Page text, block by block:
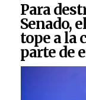
Para
Senado,
tope a la
parte de